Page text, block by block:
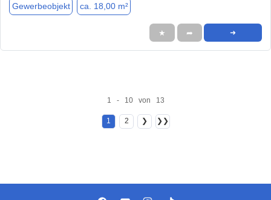
Gewerbeobjekt ca. 18,00 m²
★ ➦ ➜
1 - 10 von 13
1 2 ❯ ❯❯